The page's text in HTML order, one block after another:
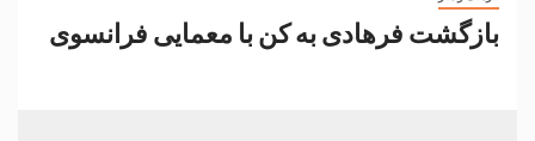
بازگشت فرهادی به کن با معمایی فرانسوی